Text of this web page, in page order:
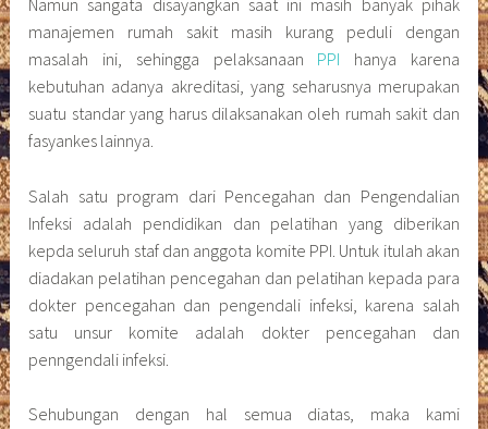
Namun sangata disayangkan saat ini masih banyak pihak
manajemen rumah sakit masih kurang peduli dengan
masalah ini, sehingga pelaksanaan PPI hanya karena
kebutuhan adanya akreditasi, yang seharusnya merupakan
suatu standar yang harus dilaksanakan oleh rumah sakit dan
fasyankes lainnya.
Salah satu program dari Pencegahan dan Pengendalian
Infeksi adalah pendidikan dan pelatihan yang diberikan
kepda seluruh staf dan anggota komite PPI. Untuk itulah akan
diadakan pelatihan pencegahan dan pelatihan kepada para
dokter pencegahan dan pengendali infeksi, karena salah
satu unsur komite adalah dokter pencegahan dan
penngendali infeksi.
Sehubungan dengan hal semua diatas, maka kami